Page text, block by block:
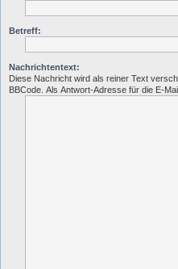
Betreff:
Nachrichtentext:
Diese Nachricht wird als reiner Text
BBCode. Als Antwort-Adresse für die E-